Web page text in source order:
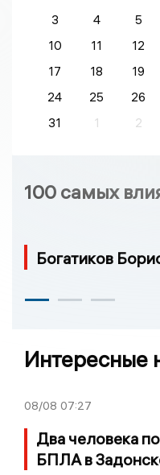
3
4 5
10
11 12
17
18 19
24
25 26
31
1 2
100 самых
Богатиков
Интересные
08/08 07:27
Два человека
БПЛА в